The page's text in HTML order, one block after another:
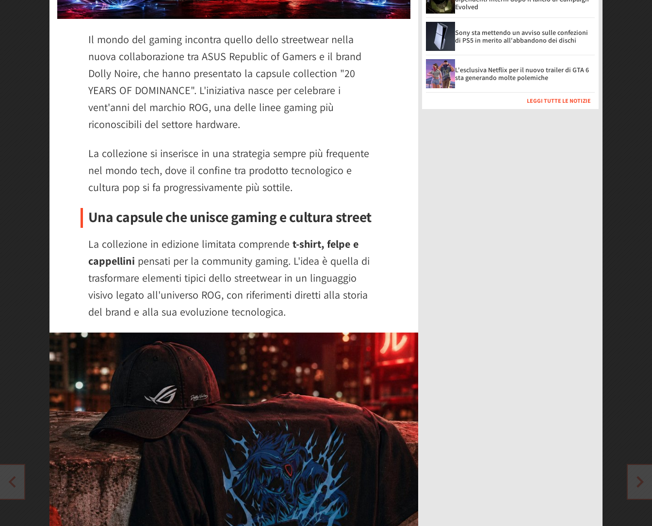
Il mondo del gaming incontra quello dello streetwear nella
nuova collaborazione tra ASUS Republic of Gamers e il brand
Dolly Noire, che hanno presentato la capsule collection "20
YEARS OF DOMINANCE". L'iniziativa nasce per celebrare i
vent'anni del marchio ROG, una delle linee gaming più
riconoscibili del settore hardware.
La collezione si inserisce in una strategia sempre più frequente
nel mondo tech, dove il confine tra prodotto tecnologico e
cultura pop si fa progressivamente più sottile.
Una capsule che unisce gaming e cultura street
La collezione in edizione limitata comprende t-shirt, felpe e
cappellini pensati per la community gaming. L'idea è quella di
trasformare elementi tipici dello streetwear in un linguaggio
visivo legato all'universo ROG, con riferimenti diretti alla storia
del brand e alla sua evoluzione tecnologica.
Evolved
Sony sta mettendo un avviso sulle confezioni
di PS5 in merito all'abbandono dei dischi
L'esclusiva Netflix per il nuovo trailer di GTA 6
sta generando molte polemiche
LEGGI TUTTE LE NOTIZIE